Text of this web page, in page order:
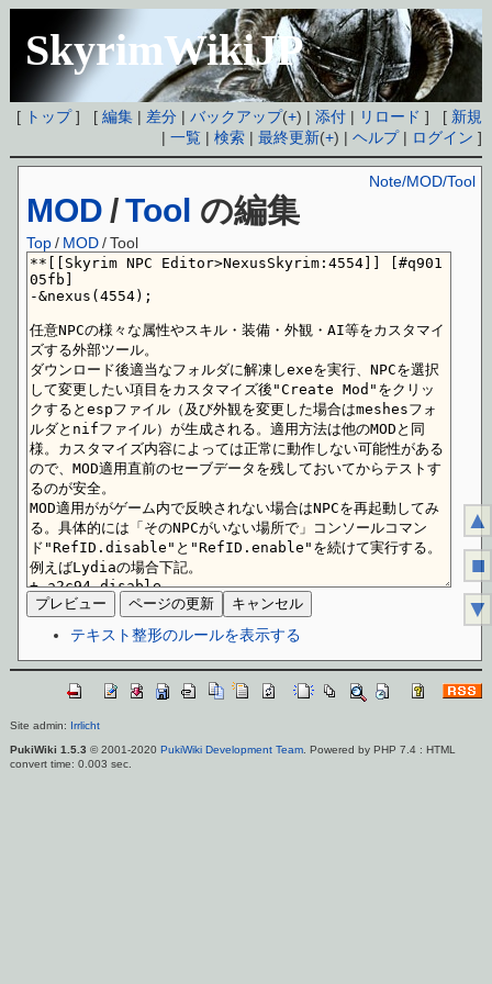
SkyrimWikiJP
[ トップ] [編集 | 差分 |バックアップ(+) |添付 | リロード ] [ 新規
|一覧 |検索 |最終更新(+) |ヘルプ| ログイン ]
MOD /Tool の編集
Note/MOD/Tool
Top / MOD/Tool
テキスト整形のルールを表示する
Site admin: Irrlicht
PukiWiki 1.5.3 © 2001-2020 PukiWiki Development Team. Powered by PHP 7.4 : HTML
convert time: 0.003 sec.
▲
■
▼